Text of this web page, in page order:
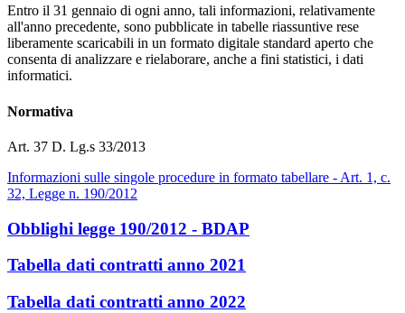
Entro il 31 gennaio di ogni anno, tali informazioni, relativamente
all'anno precedente, sono pubblicate in tabelle riassuntive rese
liberamente scaricabili in un formato digitale standard aperto che
consenta di analizzare e rielaborare, anche a fini statistici, i dati
informatici.
Normativa
Art. 37 D. Lg.s 33/2013
Informazioni sulle singole procedure in formato tabellare - Art. 1, c.
32, Legge n. 190/2012
Obblighi legge 190/2012 - BDAP
Tabella dati contratti anno 2021
Tabella dati contratti anno 2022